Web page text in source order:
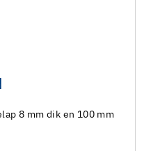
8 mm dik en 100 mm